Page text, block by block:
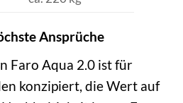
Ansprüche
Faro Aqua 2.0 ist für
konzipiert, die Wert auf